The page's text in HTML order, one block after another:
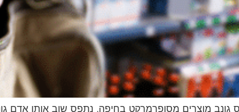
גונב מוצרים מסופרמרקט בחיפה, נתפס שוב אותו אדם